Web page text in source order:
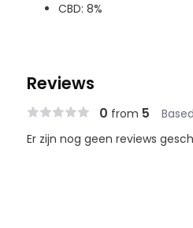
CBD: 8%
Reviews
0 from 5
Er zijn nog geen reviews